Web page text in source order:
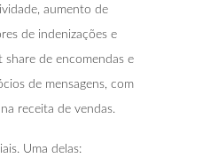
aumento de
de indenizações e
share de encomendas e
de mensagens, com
receita de vendas.
Uma delas: